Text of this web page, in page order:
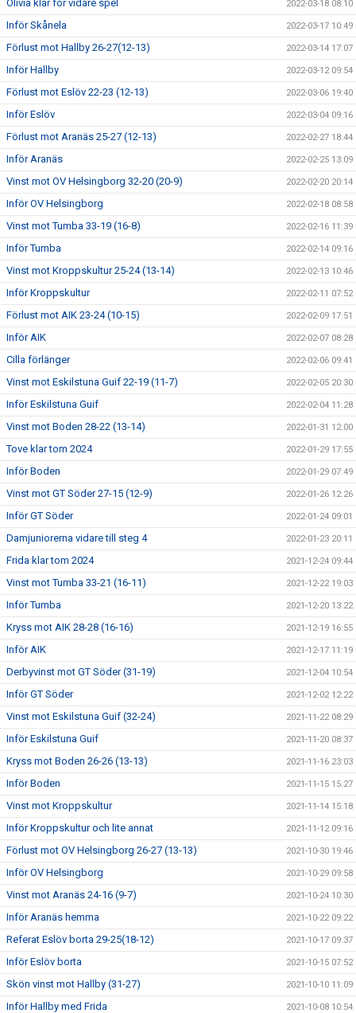
Olivia klar för vidare spel 2022-03-18 08:10
Inför Skånela 2022-03-17 10:49
Förlust mot Hallby 26-27(12-13) 2022-03-14 17:07
Inför Hallby 2022-03-12 09:54
Förlust mot Eslöv 22-23 (12-13) 2022-03-06 19:40
Inför Eslöv 2022-03-04 09:16
Förlust mot Aranäs 25-27 (12-13) 2022-02-27 18:44
Inför Aranäs 2022-02-25 13:09
Vinst mot OV Helsingborg 32-20 (20-9) 2022-02-20 20:14
Inför OV Helsingborg 2022-02-18 08:58
Vinst mot Tumba 33-19 (16-8) 2022-02-16 11:39
Inför Tumba 2022-02-14 09:16
Vinst mot Kroppskultur 25-24 (13-14) 2022-02-13 10:46
Inför Kroppskultur 2022-02-11 07:52
Förlust mot AIK 23-24 (10-15) 2022-02-09 17:51
Inför AIK 2022-02-07 08:28
Cilla förlänger 2022-02-06 09:41
Vinst mot Eskilstuna Guif 22-19 (11-7) 2022-02-05 20:30
Inför Eskilstuna Guif 2022-02-04 11:28
Vinst mot Boden 28-22 (13-14) 2022-01-31 12:00
Tove klar tom 2024 2022-01-29 17:55
Inför Boden 2022-01-29 07:49
Vinst mot GT Söder 27-15 (12-9) 2022-01-26 12:26
Inför GT Söder 2022-01-24 09:01
Damjuniorerna vidare till steg 4 2022-01-23 20:11
Frida klar tom 2024 2021-12-24 09:44
Vinst mot Tumba 33-21 (16-11) 2021-12-22 19:03
Inför Tumba 2021-12-20 13:22
Kryss mot AIK 28-28 (16-16) 2021-12-19 16:55
Inför AIK 2021-12-17 11:19
Derbyvinst mot GT Söder (31-19) 2021-12-04 10:54
Inför GT Söder 2021-12-02 12:22
Vinst mot Eskilstuna Guif (32-24) 2021-11-22 08:29
Inför Eskilstuna Guif 2021-11-20 08:37
Kryss mot Boden 26-26 (13-13) 2021-11-16 23:03
Inför Boden 2021-11-15 15:27
Vinst mot Kroppskultur 2021-11-14 15:18
Inför Kroppskultur och lite annat 2021-11-12 09:16
Förlust mot OV Helsingborg 26-27 (13-13) 2021-10-30 19:46
Inför OV Helsingborg 2021-10-29 09:58
Vinst mot Aranäs 24-16 (9-7) 2021-10-24 10:30
Inför Aranäs hemma 2021-10-22 09:22
Referat Eslöv borta 29-25(18-12) 2021-10-17 09:37
Inför Eslöv borta 2021-10-15 07:52
Skön vinst mot Hallby (31-27) 2021-10-10 11:09
Inför Hallby med Frida 2021-10-08 10:54